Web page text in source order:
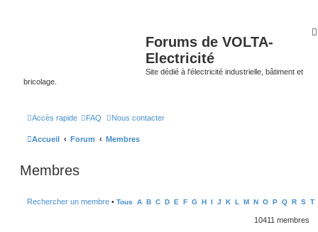
Forums de VOLTA-
Electricité
Site dédié à l'électricité industrielle, bâtiment et
bricolage.
Accès rapide FAQ Nous contacter
Accueil Forum Membres
Membres
Rechercher un membre • Tous A B C D E F G H I J K L M N O P Q R S T
10411 membres